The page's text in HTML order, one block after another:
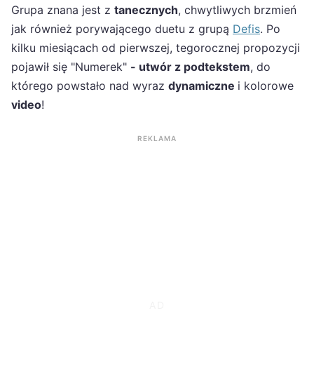
Grupa znana jest z tanecznych, chwytliwych brzmień
jak również porywającego duetu z grupą Defis. Po
kilku miesiącach od pierwszej, tegorocznej propozycji
pojawił się "Numerek" - utwór z podtekstem, do
którego powstało nad wyraz dynamiczne i kolorowe
video!
REKLAMA